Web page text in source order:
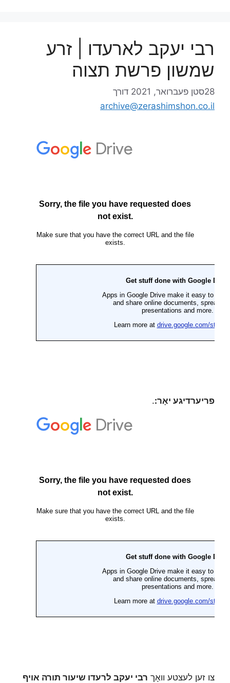
רבי יעקב לארעדו | זרע
שמשון פרשת תצוה
28סטן פעברואר, 2021
דורך
archive@zerashimshon.co.il
פריערדיגע יאָר:.
צו זען לעצטע וואָך רבי יעקב לרעדו שיעור תורה אויף